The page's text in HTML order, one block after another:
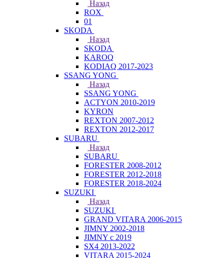
Назад
ROX
01
SKODA
Назад
SKODA
KAROQ
KODIAQ 2017-2023
SSANG YONG
Назад
SSANG YONG
ACTYON 2010-2019
KYRON
REXTON 2007-2012
REXTON 2012-2017
SUBARU
Назад
SUBARU
FORESTER 2008-2012
FORESTER 2012-2018
FORESTER 2018-2024
SUZUKI
Назад
SUZUKI
GRAND VITARA 2006-2015
JIMNY 2002-2018
JIMNY с 2019
SX4 2013-2022
VITARA 2015-2024